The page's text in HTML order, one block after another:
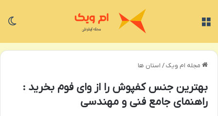
مجله ام ویک/ استان ها
بهترین جنس کفپوش را از وای فوم بخرید :
راهنمای جامع فنی و مهندسی